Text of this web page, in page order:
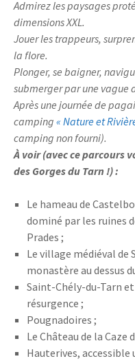
Admirez les paysages
dimensions XXL.
Jouer les trappeurs,
la flore.
Plonger, se baigner,
submerger par une vague
Après une journée de
camping « Nature et
camping non fourni).
À voir (avec ce parcours
des Gorges du Tarn !) :
Le hameau de
dominé par les ruines
Prades ;
Le village médiéval
monastère au dessus
Saint-Chély-du-Tarn
résurgence ;
Pougnadoires ;
Le Château de la Caze
Hauterives, accessible